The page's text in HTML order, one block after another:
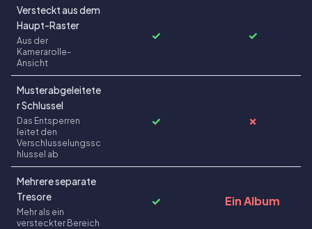
Versteckt aus dem
Haupt-Raster
Aus der
Kamerarolle-
Ansicht
✓ ✓
Musterabgeleitete
r Schlussel
Das Entsperren
leitet den
Verschlusselungssc
hlussel ab
✓ ✗
Mehrere separate
Tresore
Mehr als ein
versteckter Bereich
✓ Ein Album